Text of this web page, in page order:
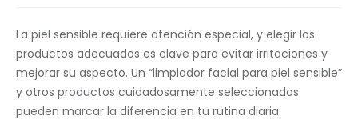
La piel sensible requiere atención especial, y elegir los
productos adecuados es clave para evitar irritaciones y
mejorar su aspecto. Un “limpiador facial para piel sensible”
y otros productos cuidadosamente seleccionados
pueden marcar la diferencia en tu rutina diaria.